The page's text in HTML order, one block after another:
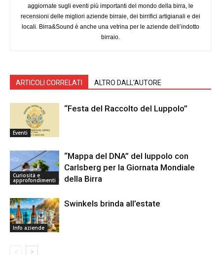
aggiornate sugli eventi più importanti del mondo della birra, le
recensioni delle migliori aziende birraie, dei birrifici artigianali e dei
locali. Birra&Sound è anche una vetrina per le aziende dell’indotto
birraio.
ARTICOLI CORRELATI ALTRO DALL'AUTORE
Eventi
“Festa del Raccolto del Luppolo”
Curiosità e
approfondimenti
“Mappa del DNA” del luppolo con
Carlsberg per la Giornata Mondiale
della Birra
Info aziende
Swinkels brinda all’estate